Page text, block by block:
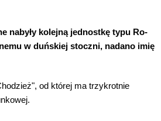
nabyły kolejną jednostkę typu Ro-
w duńskiej stoczni, nadano imię
od której ma trzykrotnie